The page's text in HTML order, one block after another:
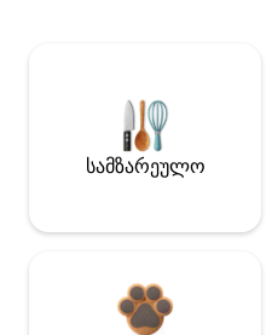
სამზარეულო